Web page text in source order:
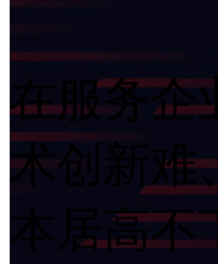
在服务企
术创新难
本居高不